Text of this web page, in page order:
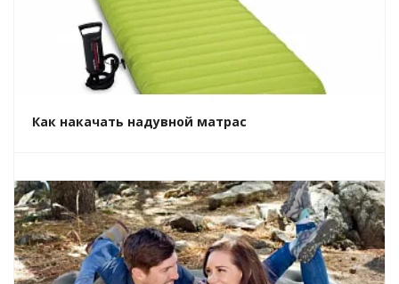
Как накачать надувной матрас